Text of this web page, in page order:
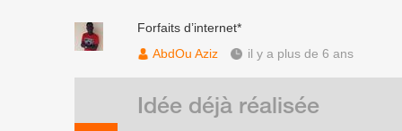
Forfaits d’internet*
AbdOu Aziz
il y a plus de 6 ans
Idée déjà réalisée